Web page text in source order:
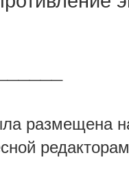
размещена